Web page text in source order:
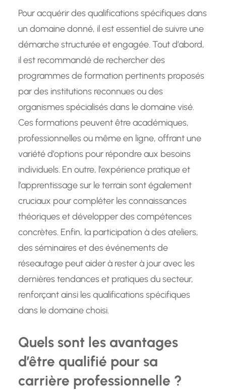
Pour acquérir des qualifications spécifiques dans
un domaine donné, il est essentiel de suivre une
démarche structurée et engagée. Tout d’abord,
il est recommandé de rechercher des
programmes de formation pertinents proposés
par des institutions reconnues ou des
organismes spécialisés dans le domaine visé.
Ces formations peuvent être académiques,
professionnelles ou même en ligne, offrant une
variété d’options pour répondre aux besoins
individuels. En outre, l’expérience pratique et
l’apprentissage sur le terrain sont également
cruciaux pour compléter les connaissances
théoriques et développer des compétences
concrètes. Enfin, la participation à des ateliers,
des séminaires et des événements de
réseautage peut aider à rester à jour avec les
dernières tendances et pratiques du secteur,
renforçant ainsi les qualifications spécifiques
dans le domaine choisi.
Quels sont les avantages
d’être qualifié pour sa
carrière professionnelle ?